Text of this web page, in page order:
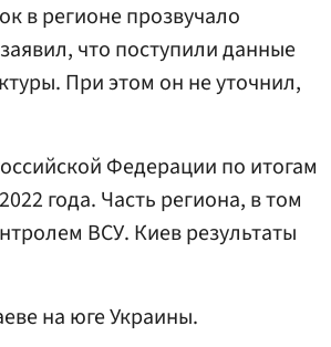
в регионе прозвучало
что поступили данные
При этом он не уточнил,
Федерации по итогам
года. Часть региона, в том
ВСУ. Киев результаты
на юге Украины.